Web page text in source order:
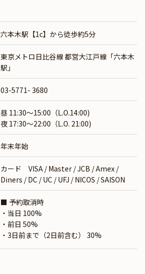
六本木駅【1c】から徒歩約5分
東京メトロ日比谷線都営大江戸線「六本木
駅」
03-5771- 3680
昼 11:30～15:00（L.O.14:00)
夜 17:30～22:00（L.O. 21:00)
年末年始
カード VISA / Master / JCB / Amex /
Diners / DC / UC / UFJ / NICOS / SAISON
■ 予約取消時
・当日 100%
・前日 50%
・3日前まで（2日前含む） 30%